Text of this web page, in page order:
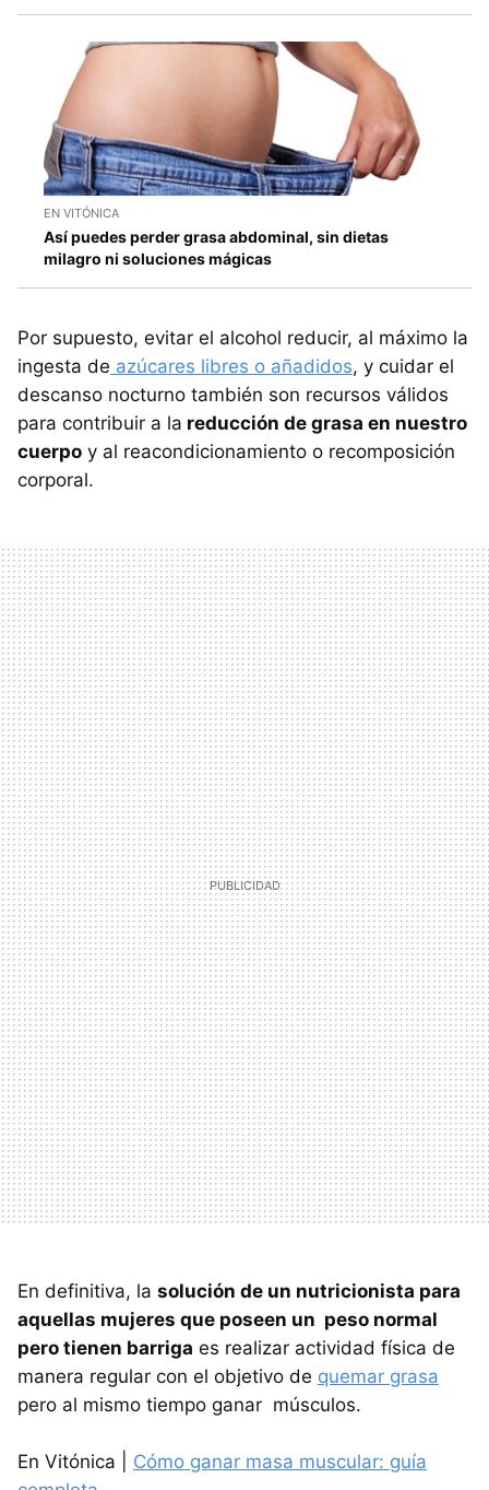
EN VITÓNICA
Así puedes perder grasa abdominal, sin dietas
milagro ni soluciones mágicas
Por supuesto, evitar el alcohol reducir, al máximo la
ingesta de azúcares libres o añadidos, y cuidar el
descanso nocturno también son recursos válidos
para contribuir a la reducción de grasa en nuestro
cuerpo y al reacondicionamiento o recomposición
corporal.
En definitiva, la solución de un nutricionista para
aquellas mujeres que poseen un peso normal
pero tienen barriga es realizar actividad física de
manera regular con el objetivo de quemar grasa
pero al mismo tiempo ganar músculos.
En Vitónica | Cómo ganar masa muscular: guía